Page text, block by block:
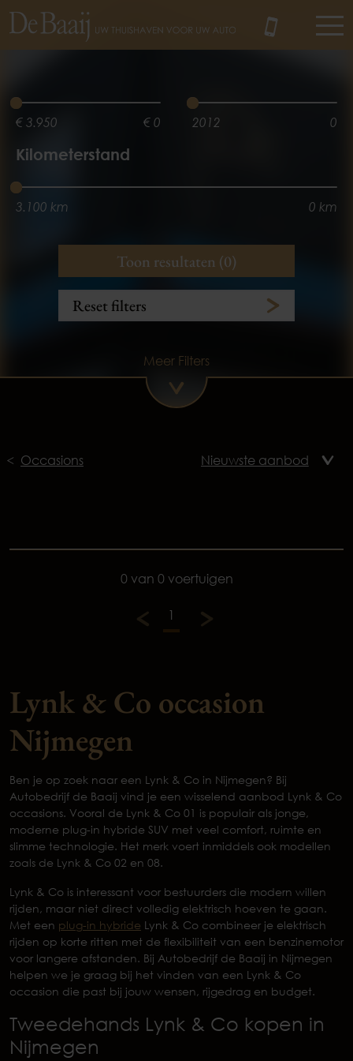
€ 3.950 € 0 2012 0
Kilometerstand
3.100 km 0 km
3 zitplaats(en) 5 zitplaats(en)
Toon resultaten (0)
Reset filters
Meer Filters
Occasions
0 van 0 voertuigen
1
Lynk & Co occasion
Nijmegen
Ben je op zoek naar een Lynk & Co in Nijmegen? Bij
Autobedrijf de Baaij vind je een wisselend aanbod Lynk & Co
occasions. Vooral de Lynk & Co 01 is populair als jonge,
moderne plug-in hybride SUV met veel comfort, ruimte en
slimme technologie. Het merk voert inmiddels ook modellen
zoals de Lynk & Co 02 en 08.
Lynk & Co is interessant voor bestuurders die modern willen
rijden, maar niet direct volledig elektrisch hoeven te gaan.
Met een plug-in hybride Lynk & Co combineer je elektrisch
rijden op korte ritten met de flexibiliteit van een benzinemotor
voor langere afstanden. Bij Autobedrijf de Baaij in Nijmegen
helpen we je graag bij het vinden van een Lynk & Co
occasion die past bij jouw wensen, rijgedrag en budget.
Tweedehands Lynk & Co kopen in
Nijmegen